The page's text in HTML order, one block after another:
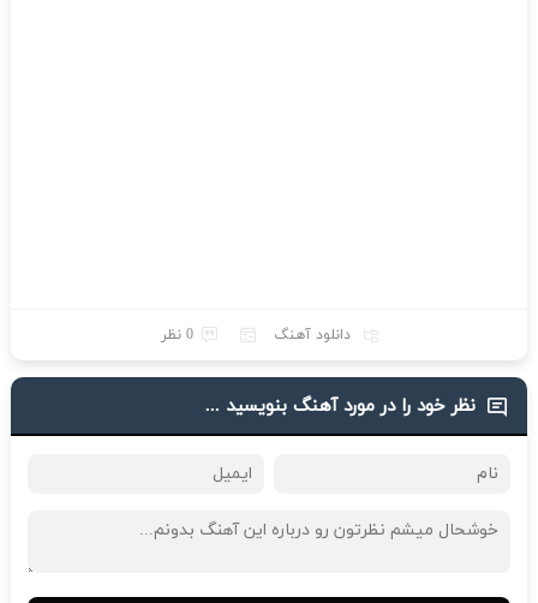
دانلود آهنگ 0 نظر
نظر خود را در مورد آهنگ بنویسید ...